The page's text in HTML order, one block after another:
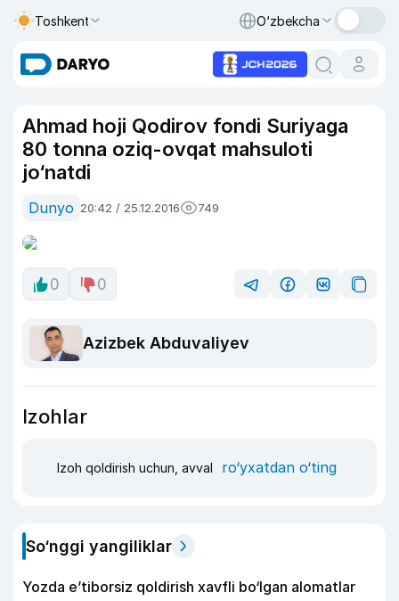
Toshkent O‘zbekcha
Ahmad hoji Qodirov fondi Suriyaga
80 tonna oziq-ovqat mahsuloti
jo‘natdi
Dunyo 20:42 / 25.12.2016 749
0 0
Azizbek Abduvaliyev
Izohlar
Izoh qoldirish uchun, avval ro‘yxatdan o‘ting
So‘nggi yangiliklar
Yozda e’tiborsiz qoldirish xavfli bo‘lgan alomatlar